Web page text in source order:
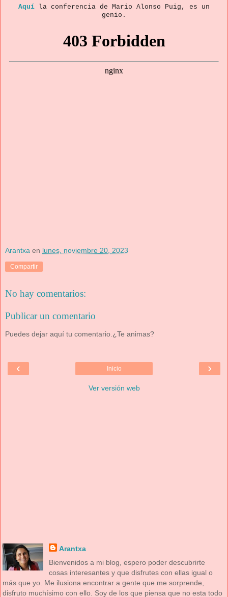
Aquí la conferencia de Mario Alonso Puig, es un
genio.
Arantxa en lunes, noviembre 20, 2023
Compartir
No hay comentarios:
Publicar un comentario
Puedes dejar aquí tu comentario.¿Te animas?
‹ ›
Inicio
Ver versión web
Arantxa
Bienvenidos a mi blog, espero poder descubrirte
cosas interesantes y que disfrutes con ellas igual o
más que yo. Me ilusiona encontrar a gente que me sorprende,
disfruto muchísimo con ello. Soy de los que piensa que no esta todo